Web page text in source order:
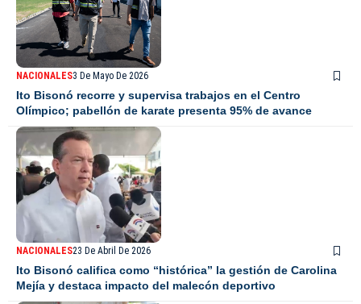
NACIONALES3 De Mayo De 2026
Ito Bisonó recorre y supervisa trabajos en el Centro
Olímpico; pabellón de karate presenta 95% de avance
NACIONALES23 De Abril De 2026
Ito Bisonó califica como “histórica” la gestión de Carolina
Mejía y destaca impacto del malecón deportivo